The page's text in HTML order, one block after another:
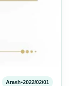
2022/02/01
•
Arash